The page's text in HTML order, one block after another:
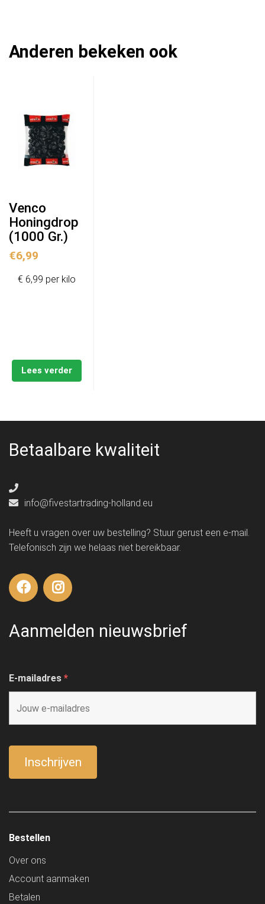
Anderen bekeken ook
Venco
Honingdrop
(1000 Gr.)
€6,99
Lees verder
€ 6,99 per kilo
Betaalbare kwaliteit
info@fivestartrading-holland.eu
Heeft u vragen over uw bestelling? Stuur gerust een e-mail.
Telefonisch zijn we helaas niet bereikbaar.
Aanmelden nieuwsbrief
E-mailadres *
Bestellen
Over ons
Account aanmaken
Betalen